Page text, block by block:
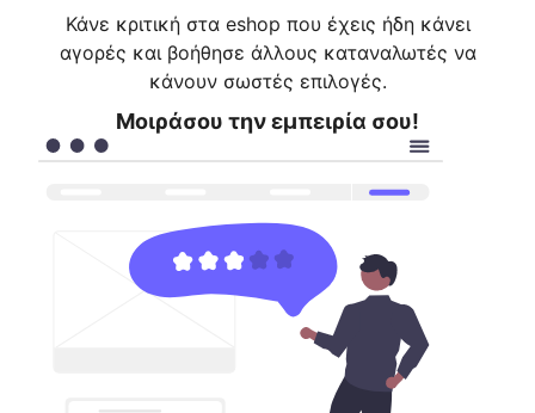
Κάνε κριτική στα eshop που έχεις ήδη κάνει
αγορές και βοήθησε άλλους καταναλωτές να
κάνουν σωστές επιλογές.
Μοιράσου την εμπειρία σου!